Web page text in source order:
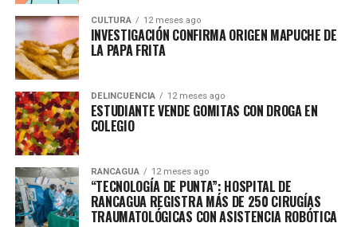
CULTURA 12 meses ago
INVESTIGACIÓN CONFIRMA ORIGEN MAPUCHE DE
LA PAPA FRITA
DELINCUENCIA 12 meses ago
ESTUDIANTE VENDE GOMITAS CON DROGA EN
COLEGIO
RANCAGUA 12 meses ago
“TECNOLOGÍA DE PUNTA”: HOSPITAL DE
RANCAGUA REGISTRA MÁS DE 250 CIRUGÍAS
TRAUMATOLÓGICAS CON ASISTENCIA ROBÓTICA